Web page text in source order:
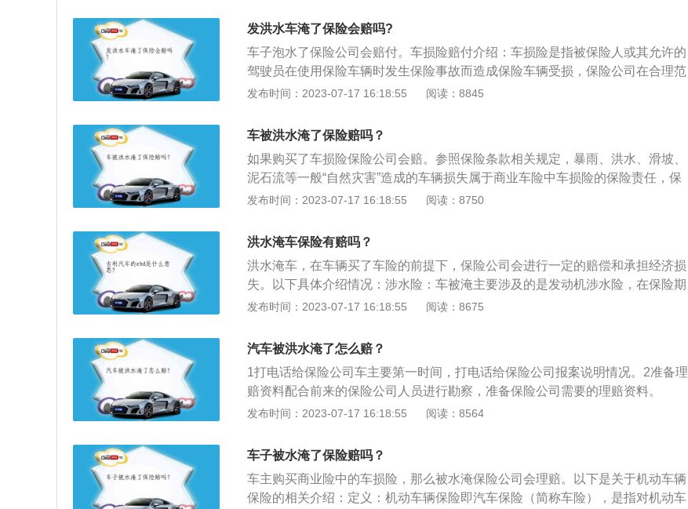
通过保险理赔。上报时间最好在48小时内。赔偿条件被拒的原因：车辆在涉水行
驶过程中发动机熄火，因强行二次启动导致发动机进水损坏，保险公司可以拒
赔。明知积水严重还试图开车闯过去，并因此导致发动机损坏，保险公司也不会
赔偿。
发洪水车淹了保险会赔吗?
车子泡水了保险公司会赔付。车损险赔付介绍：车损险是指被保险人或其允许的
驾驶员在使用保险车辆时发生保险事故而造成保险车辆受损，保险公司在合理范
围内予以赔偿的一种汽车商业保险。车损险和三者险是车辆保险的基本险，主要
的自然灾害造成的损失都赔。涉水险的介绍：涉水险属于附加险，不能单独投
保，需要与车辆损失险一同投保。对于已投保车辆损失险，可到保险公司增加投
保“涉水险”。该保险实行20%的免赔率，如投保该险别的不计免赔，可获得100%
赔付。
发布时间：2023-07-17 16:18:55 阅读：8845
车被洪水淹了保险赔吗？
如果购买了车损险保险公司会赔。参照保险条款相关规定，暴雨、洪水、滑坡、
泥石流等一般“自然灾害”造成的车辆损失属于商业车险中车损险的保险责任，保
险公司会进行理赔。注意事项：一旦发动机熄火，赶紧离开车辆，不要再启动发
司报案电话，在保险公司的理赔员到达之前，不要私自启动车辆，保险公司会视
情况将车拖到修理点。保险公司拒赔：车辆在涉水行驶过程中发动机熄火，因强
行二次启动导致发动机进水损坏，保险公司可以拒赔。明知积水严重还试图开车
闯过去，并因此导致发动机损坏，保险公司也不赔。
发布时间：2023-07-17 16:18:55 阅读：8750
洪水淹车保险有赔吗？
洪水淹车，在车辆买了车险的前提下，保险公司会进行一定的赔偿和承担经济损
失。以下具体介绍情况：涉水险：车被淹主要涉及的是发动机涉水险，在保险期
间内，保险车辆在使用过程中因发动机进水后导致的发动机的直接损毁，保险人
机损坏，才适用涉水险的理赔条款，涉水险只赔偿车辆发动机的损坏，其他部位
进水导致的车辆受损，一律按车损险的条款理赔。
发布时间：2023-07-17 16:18:55 阅读：8675
汽车被洪水淹了怎么赔？
1打电话给保险公司车主要第一时间，打电话给保险公司报案说明情况。2准备理
赔资料配合前来的保险公司人员进行勘察，准备保险公司需要的理赔资料。
发布时间：2023-07-17 16:18:55 阅读：8564
车子被水淹了保险赔吗？
车主购买商业险中的车损险，那么被水淹保险公司会理赔。以下是关于机动车辆
保险的相关介绍：定义：机动车辆保险即汽车保险（简称车险），是指对机动车